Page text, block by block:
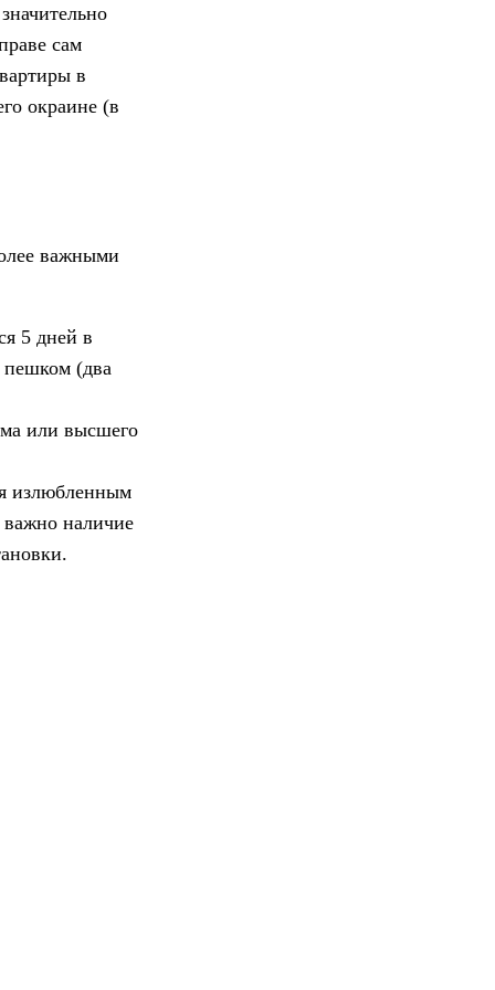
сам
в
окраине (в
важными
5 дней в
пешком (два
или высшего
излюбленным
важно наличие